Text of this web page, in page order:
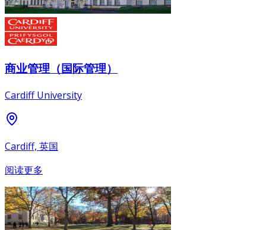
商业管理（国际管理）
Cardiff University
Cardiff, 英国
阅读更多